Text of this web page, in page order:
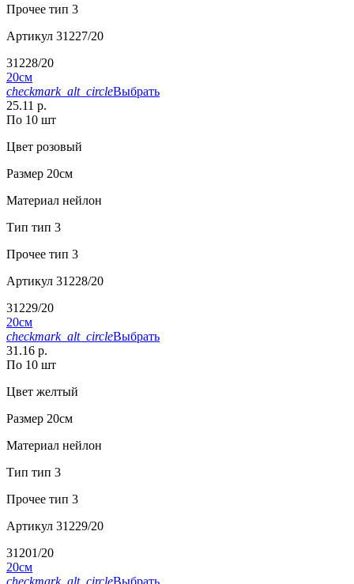
Прочее тип 3
Артикул 31227/20
31228/20
20см
checkmark_alt_circleВыбрать
25.11 р.
По 10 шт
Цвет розовый
Размер 20см
Материал нейлон
Тип тип 3
Прочее тип 3
Артикул 31228/20
31229/20
20см
checkmark_alt_circleВыбрать
31.16 р.
По 10 шт
Цвет желтый
Размер 20см
Материал нейлон
Тип тип 3
Прочее тип 3
Артикул 31229/20
31201/20
20см
checkmark_alt_circleВыбрать